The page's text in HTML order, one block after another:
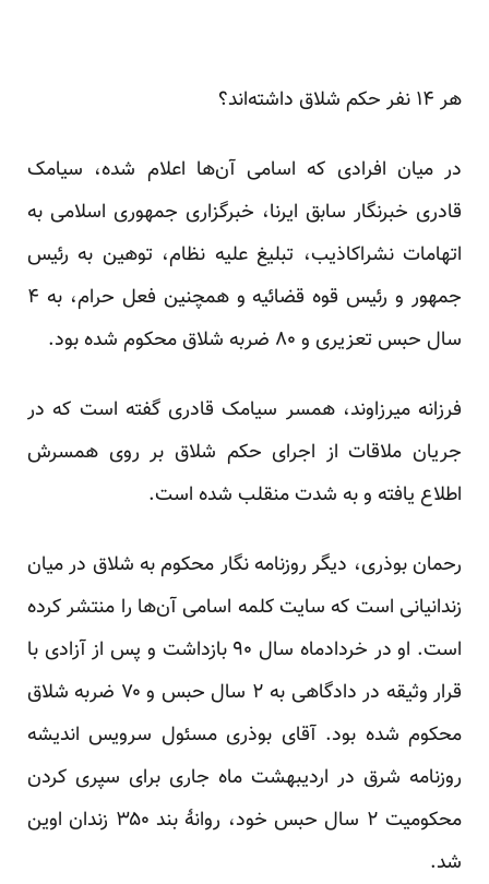
هر ۱۴ نفر حکم شلاق داشته‌اند؟
در میان افرادی که اسامی آن‌ها اعلام شده، سیامک
قادری خبرنگار سابق ایرنا، خبرگزاری جمهوری اسلامی به
اتهامات نشراکاذیب، تبلیغ علیه نظام، توهین به رئیس
جمهور و رئیس قوه قضائیه و همچنین فعل حرام، به ۴
سال حبس تعزیری و ۸۰ ضربه شلاق محکوم شده بود.
فرزانه میرزاوند، همسر سیامک قادری گفته است که در
جریان ملاقات از اجرای حکم شلاق بر روی همسرش
اطلاع یافته و به شدت منقلب شده است.
رحمان بوذری، دیگر روزنامه نگار محکوم به شلاق در میان
زندانیانی است که سایت کلمه اسامی آن‌ها را منتشر کرده
است. او در خردادماه سال ۹۰ بازداشت و پس از آزادی با
قرار وثیقه در دادگاهی به ۲ سال حبس و ۷۰ ضربه شلاق
محکوم شده بود. آقای بوذری مسئول سرویس اندیشه
روزنامه شرق در اردیبهشت ماه جاری برای سپری کردن
محکومیت ۲ سال حبس خود، روانهٔ بند ۳۵۰ زندان اوین
شد.